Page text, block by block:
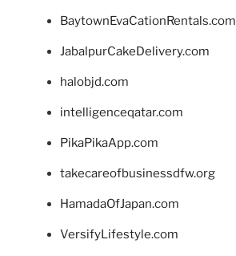
BaytownEvaCationRentals.com
JabalpurCakeDelivery.com
halobjd.com
intelligenceqatar.com
PikaPikaApp.com
takecareofbusinessdfw.org
HamadaOfJapan.com
VersifyLifestyle.com